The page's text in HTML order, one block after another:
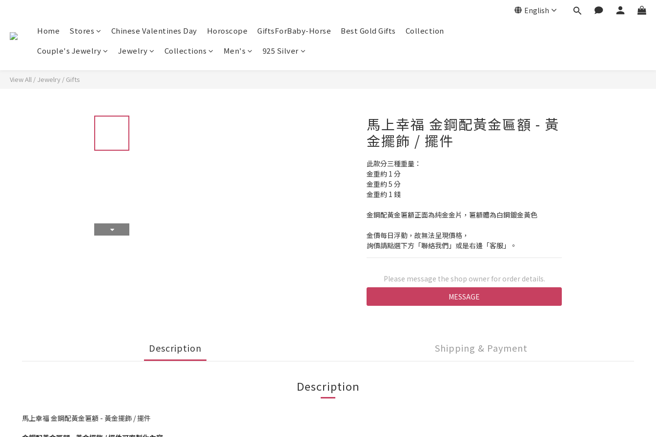
English
Home Stores Chinese Valentines Day Horoscope GiftsForBaby-Horse Best Gold Gifts
Collection
Couple's Jewelry
Jewelry Collections Men's 925 Silver
View All / Jewelry / Gifts
馬上幸福 金鋼配黃金匾額 - 黃
金擺飾 / 擺件
此款分三種重量：
金重約 1 分
金重約 5 分
金重約 1 錢
金鋼配黃金匾額正面為純金金片，匾額體為白鋼鍍金黃色
金價每日浮動，故無法呈現價格，
詢價請點選下方「聯絡我們」或是右邊「客服」。
Please message the shop owner for order details.
MESSAGE
Description Shipping & Payment
Description
馬上幸福 金鋼配黃金匾額 - 黃金擺飾 / 擺件